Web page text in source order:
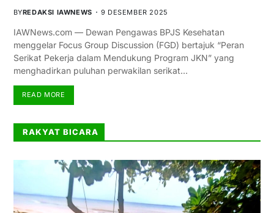
BYREDAKSI IAWNEWS 9 DESEMBER 2025
IAWNews.com — Dewan Pengawas BPJS Kesehatan
menggelar Focus Group Discussion (FGD) bertajuk “Peran
Serikat Pekerja dalam Mendukung Program JKN” yang
menghadirkan puluhan perwakilan serikat…
READ MORE
RAKYAT BICARA